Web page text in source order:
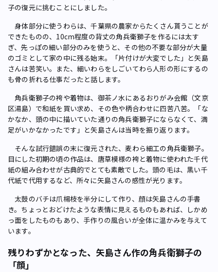
子の復元に挑むことにしました。
身体部分に使うわらは、千葉県の農家からたくさん貰うことが
できたものの、10cm程度の背丈の角兵衛獅子を作るには太す
ぎ、先っぽの細い部分のみを使うと、その他の不要な部分が大量
のゴミとして家の中に残る始末。「片付けが大変でした」と矢島
さんは苦笑い。また、細いわらをしごいてわら人形の形にするの
も骨の折れる仕事だったと話します。
角兵衛獅子の袴や着物は、御茶ノ水にあるおりがみ会館（文京
区湯島）で和紙を買い求め、その色や柄合わせに四苦八苦。「な
かなか、頭の中に描いていた通りの角兵衛獅子にならなくて、満
足がいかなかったです」と矢島さんは当時を振り返ります。
そんな試行錯誤の末に復元された、麦わら細工の角兵衛獅子。
目にした初期の頃の作品は、唐草模様の袴と着物に使われた千代
紙の組み合わせが古典的でとても素敵でした。頭の毛は、黒い千
代紙で代用するなど、所々に矢島さんの感性が光ります。
太鼓のバチは爪楊枝を半分にして作り、顔は矢島さんの手書
き。ちょっとおどけたような表情に見えるものもあれば、しかめ
っ面をしたものもあり、手作りの風合いが全体に温かみを与えて
います。
残りわずかとなった、矢島さん作の角兵衛獅子の
「顔」